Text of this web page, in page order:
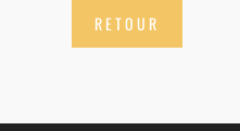
RETOUR